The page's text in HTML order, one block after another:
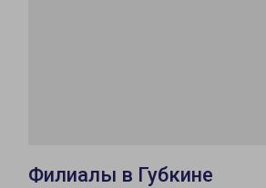
Филиалы в Губкине